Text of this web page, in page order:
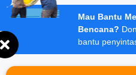
Mau Bantu
Bencana?
bantu